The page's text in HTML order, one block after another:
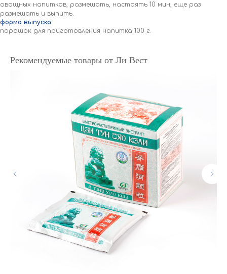
овощных напитков, размешать, настоять 10 мин, еще раз
размешать и выпить.
форма выпуска
порошок для приготовления напитка 100 г.
Рекомендуемые товары от Ли Вест